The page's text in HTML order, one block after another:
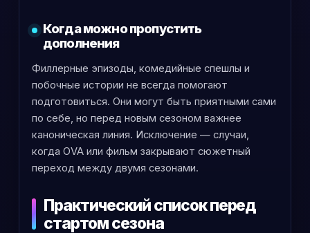
Когда можно пропустить
дополнения
Филлерные эпизоды, комедийные спешлы и
побочные истории не всегда помогают
подготовиться. Они могут быть приятными сами
по себе, но перед новым сезоном важнее
каноническая линия. Исключение — случаи,
когда OVA или фильм закрывают сюжетный
переход между двумя сезонами.
Практический список перед
стартом сезона